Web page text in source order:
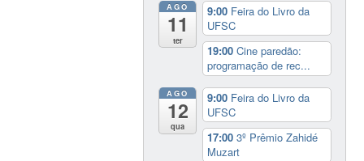
AGO
11
ter
9:00 Feira do Livro da
UFSC
19:00Cine paredão:
programação de rec...
AGO
12
qua
9:00 Feira do Livro da
UFSC
17:003º Prêmio Zahidé
Muzart